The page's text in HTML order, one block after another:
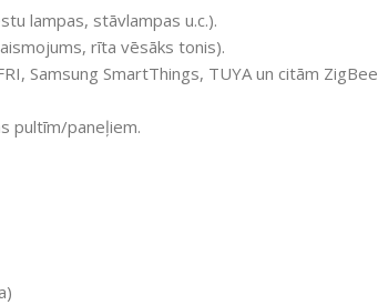
lampas, stāvlampas u.c.).
rīta vēsāks tonis).
Samsung SmartThings, TUYA un citām ZigBee
pultīm/paneļiem.